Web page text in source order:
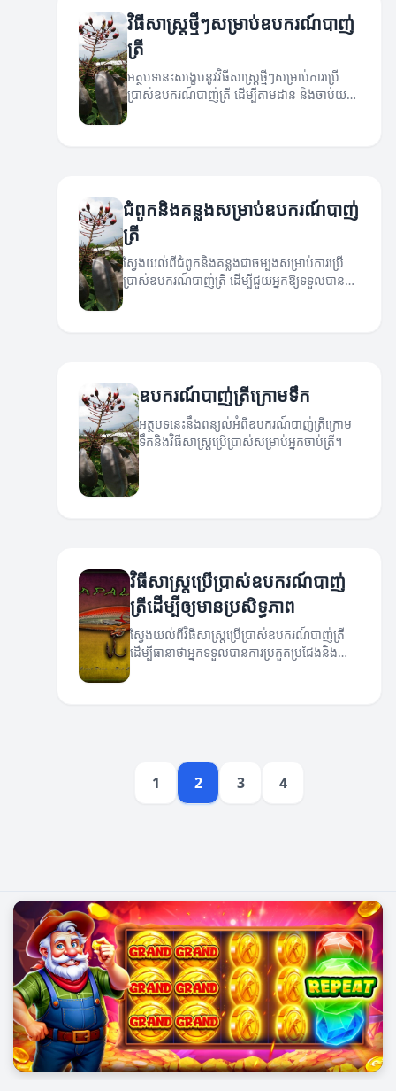
វិធីសាស្ត្រថ្មីៗសម្រាប់ឧបករណ៍បាញ់
ត្រី
អត្ថបទនេះសង្ខេបនូវវិធីសាស្ត្រថ្មីៗសម្រាប់ការប្រើ
ប្រាស់ឧបករណ៍បាញ់ត្រី ដើម្បីតាមដាន និងចាប់យក
ជំពូកនិងគន្លងសម្រាប់ឧបករណ៍បាញ់
ត្រី
ស្វែងយល់ពីជំពូកនិងគន្លងជាចម្បងសម្រាប់ការប្រើ
ប្រាស់ឧបករណ៍បាញ់ត្រី ដើម្បីជួយអ្នកឱ្យទទួលបាន
កាបូបកាន់តែច្រើននៅក្នុងការបាញ់ត្រី។
ឧបករណ៍បាញ់ត្រីក្រោមទឹក
អត្ថបទនេះនឹងពន្យល់អំពីឧបករណ៍បាញ់ត្រីក្រោម
ទឹកនិងវិធីសាស្ត្រប្រើប្រាស់សម្រាប់អ្នកចាប់ត្រី។
វិធីសាស្ត្រប្រើប្រាស់ឧបករណ៍បាញ់
ត្រីដើម្បីឲ្យមានប្រសិទ្ធភាព
ស្វែងយល់ពីវិធីសាស្ត្រប្រើប្រាស់ឧបករណ៍បាញ់ត្រី
ដើម្បីធានាថាអ្នកទទួលបានការប្រកួតប្រជែងនិង
ផលិតភាពល្អបំផុត។
1 2 3 4